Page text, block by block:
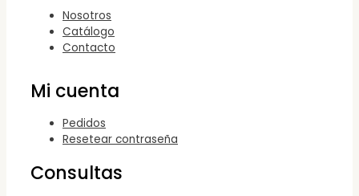
Nosotros
Catálogo
Contacto
Mi cuenta
Pedidos
Resetear contraseña
Consultas